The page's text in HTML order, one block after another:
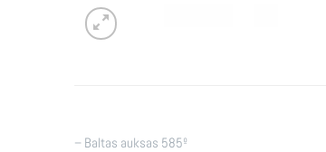
– Baltas auksas 585º